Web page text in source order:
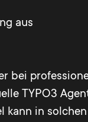
aus
bei
TYPO3
in